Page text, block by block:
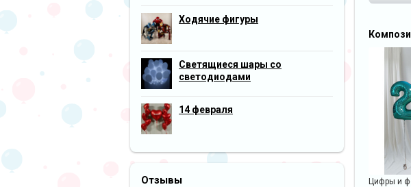
Ходячие фигуры
Светящиеся шары со
светодиодами
14 февраля
Отзывы Цифры и